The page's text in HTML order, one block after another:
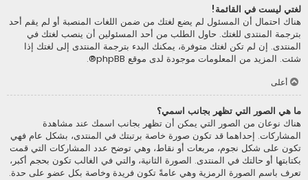
لغتي ليست في القائمة!
هناك احتمال أن المسئول لم يضع لغتك من ضمن اللغات المنصبة أو لم يقم أحد
بترجمة المنتدى للغتك. حاول الطلب من أحد المسئولين أن ينصب لغتك في
المنتدى. إن لم تكن لغتك متوفرة، يمكنك البدء بترجمة المنتدى إلى لغتك إذا
شئت. المزيد من المعلومات موجودة لدى موقع phpBB
®.
أعلى
ما هي الصور التي تظهر بجانب اسمي؟
هناك نوعان من الصور التي يمكن أن تظهر بجانب اسمك عند مشاهدة
المشاركات. إحداهما قد تكون صورة خاصة برتبتك في المنتدى، بشكل عام فهي
تكون على شكل نجوم، مربعات أو نقاط، وهي توضح عدد المشاركات التي قمت
بكتابتها أو حالتك في المنتدى. الصورة الثانية، والتي في الغالب تكون بحجم أكبر،
تعرف باسم الصورة الرمزية وهي عامةً تكون فريدة وخاصة بكل عضو على حدة.